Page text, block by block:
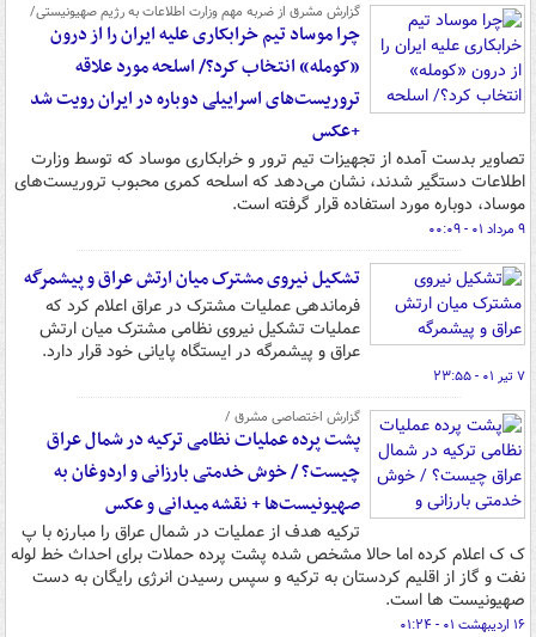
گزارش مشرق از ضربه مهم وزارت اطلاعات به رژیم صهیونیستی/
چرا موساد تیم خرابکاری علیه ایران را از درون
«کومله» انتخاب کرد؟/ اسلحه مورد علاقه
تروریست‌های اسراییلی دوباره در ایران رویت شد
+عکس
تصاویر بدست آمده از تجهیزات تیم ترور و خرابکاری موساد که توسط وزارت
اطلاعات دستگیر شدند، نشان می‌دهد که اسلحه کمری محبوب تروریست‌های
موساد، دوباره مورد استفاده قرار گرفته است.
۹ مرداد ۰۱ - ۰۰:۰۹
تشکیل نیروی مشترک میان ارتش عراق و پیشمرگه
فرماندهی عملیات مشترک در عراق اعلام کرد که
عملیات تشکیل نیروی نظامی مشترک میان ارتش
عراق و پیشمرگه در ایستگاه پایانی خود قرار دارد.
۷ تیر ۰۱ - ۲۳:۵۵
گزارش اختصاصی مشرق /
پشت پرده عملیات نظامی ترکیه در شمال عراق
چیست؟ / خوش خدمتی بارزانی و اردوغان به
صهیونیست‌ها + نقشه میدانی و عکس
ترکیه هدف از عملیات در شمال عراق را مبارزه با پ
ک ک اعلام کرده اما حالا مشخص شده پشت پرده حملات برای احداث خط لوله
نفت و گاز از اقلیم کردستان به ترکیه و سپس رسیدن انرژی رایگان به دست
صهیونیست ها است.
۱۶ اردیبهشت ۰۱ - ۰۱:۲۴